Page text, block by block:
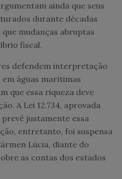
ainda que seus
durante décadas
mudanças abruptas
fiscal.
defendem interpretação
águas marítimas
que essa riqueza deve
A Lei 12.734, aprovada
prevê justamente essa
entretanto, foi suspensa
Lúcia, diante do
as contas dos estados